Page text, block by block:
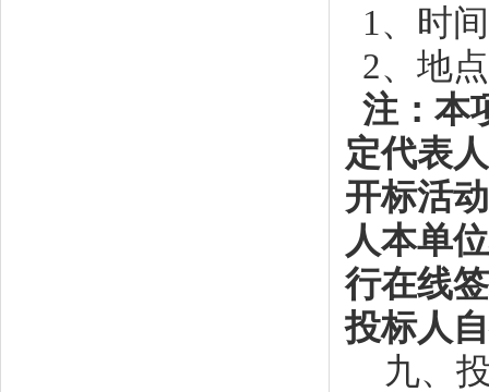
1、 时
2、地
注：本
定代表
开标活
人本单
行在线
投标人
九、